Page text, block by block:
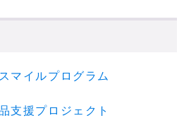
マイルプログラム
支援プロジェクト